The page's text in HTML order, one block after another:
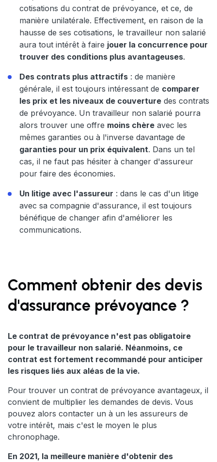
cotisations du contrat de prévoyance, et ce, de
manière unilatérale. Effectivement, en raison de la
hausse de ses cotisations, le travailleur non salarié
aura tout intérêt à faire jouer la concurrence pour
trouver des conditions plus avantageuses.
Des contrats plus attractifs : de manière
générale, il est toujours intéressant de comparer
les prix et les niveaux de couverture des contrats
de prévoyance. Un travailleur non salarié pourra
alors trouver une offre moins chère avec les
mêmes garanties ou à l'inverse davantage de
garanties pour un prix équivalent. Dans un tel
cas, il ne faut pas hésiter à changer d'assureur
pour faire des économies.
Un litige avec l'assureur : dans le cas d'un litige
avec sa compagnie d'assurance, il est toujours
bénéfique de changer afin d'améliorer les
communications.
Comment obtenir des devis
d'assurance prévoyance ?
Le contrat de prévoyance n'est pas obligatoire
pour le travailleur non salarié. Néanmoins, ce
contrat est fortement recommandé pour anticiper
les risques liés aux aléas de la vie.
Pour trouver un contrat de prévoyance avantageux, il
convient de multiplier les demandes de devis. Vous
pouvez alors contacter un à un les assureurs de
votre intérêt, mais c'est le moyen le plus
chronophage.
En 2021, la meilleure manière d'obtenir des